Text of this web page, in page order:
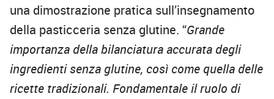
una dimostrazione pratica sull’insegnamento
della pasticceria senza glutine. “Grande
importanza della bilanciatura accurata degli
ingredienti senza glutine, così come quella delle
ricette tradizionali. Fondamentale il ruolo di